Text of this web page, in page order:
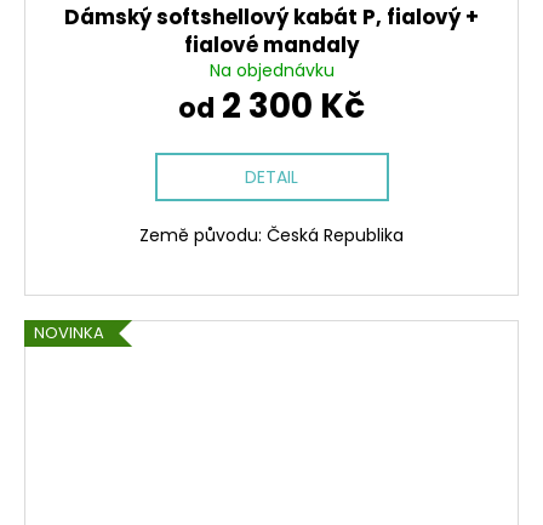
Dámský softshellový kabát P, fialový +
fialové mandaly
Na objednávku
od 2 300 Kč
DETAIL
Země původu: Česká Republika
NOVINKA